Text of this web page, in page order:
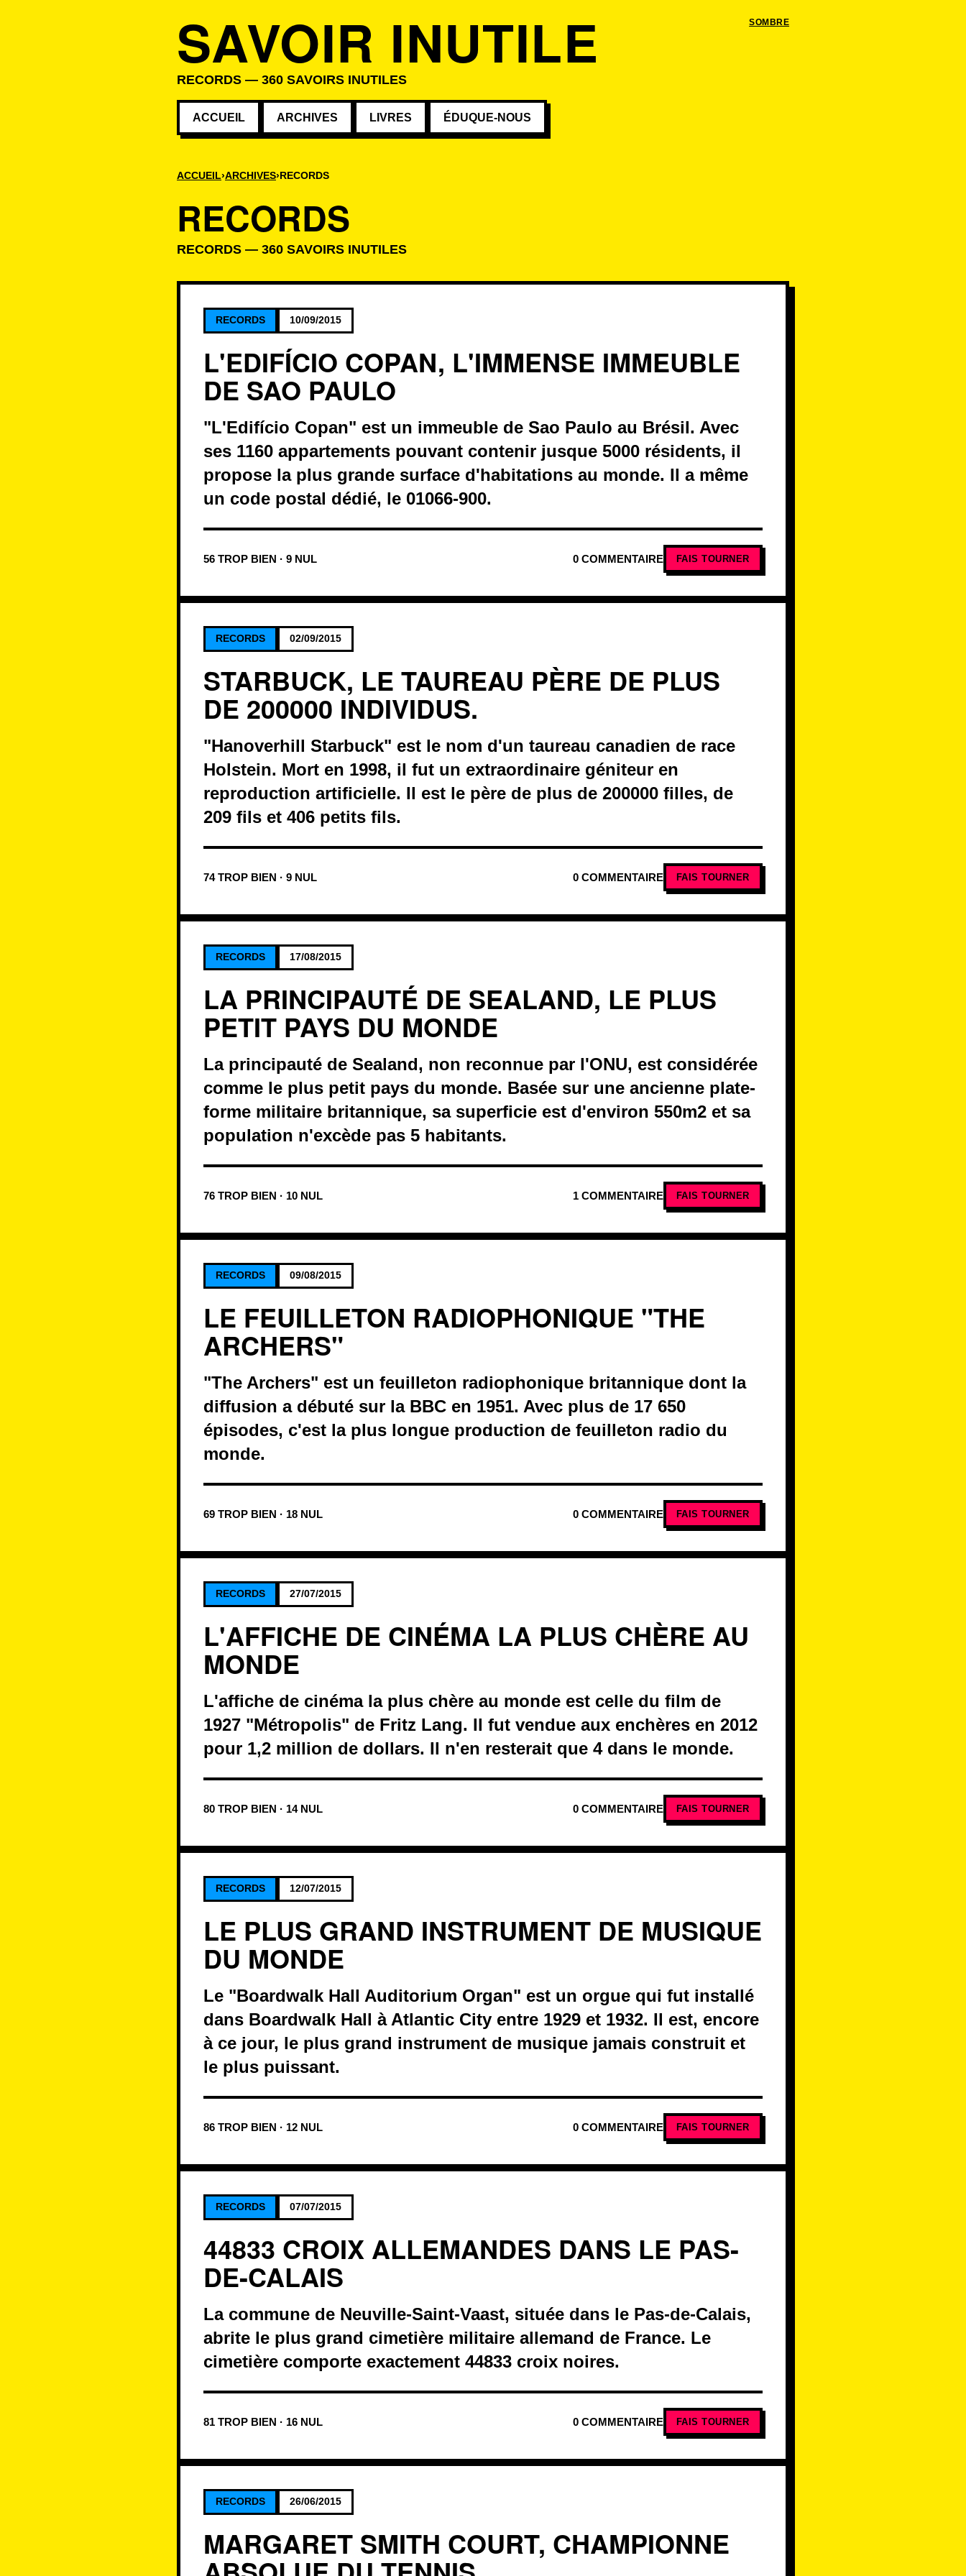
SOMBRE
SAVOIR INUTILE
RECORDS — 360 SAVOIRS INUTILES
ACCUEIL ARCHIVES LIVRES ÉDUQUE-NOUS
ACCUEIL ARCHIVES RECORDS
RECORDS
RECORDS — 360 SAVOIRS INUTILES
Savoirs de la catégorie
RECORDS 10/09/2015
L'EDIFÍCIO COPAN, L'IMMENSE IMMEUBLE
DE SAO PAULO
"L'Edifício Copan" est un immeuble de Sao Paulo au Brésil. Avec
ses 1160 appartements pouvant contenir jusque 5000 résidents, il
propose la plus grande surface d'habitations au monde. Il a même
un code postal dédié, le 01066-900.
56 TROP BIEN · 9 NUL 0 COMMENTAIRE FAIS TOURNER
RECORDS 02/09/2015
STARBUCK, LE TAUREAU PÈRE DE PLUS
DE 200000 INDIVIDUS.
"Hanoverhill Starbuck" est le nom d'un taureau canadien de race
Holstein. Mort en 1998, il fut un extraordinaire géniteur en
reproduction artificielle. Il est le père de plus de 200000 filles, de
209 fils et 406 petits fils.
74 TROP BIEN · 9 NUL 0 COMMENTAIRE FAIS TOURNER
RECORDS 17/08/2015
LA PRINCIPAUTÉ DE SEALAND, LE PLUS
PETIT PAYS DU MONDE
La principauté de Sealand, non reconnue par l'ONU, est considérée
comme le plus petit pays du monde. Basée sur une ancienne plate-
forme militaire britannique, sa superficie est d'environ 550m2 et sa
population n'excède pas 5 habitants.
76 TROP BIEN · 10 NUL 1 COMMENTAIRE FAIS TOURNER
RECORDS 09/08/2015
LE FEUILLETON RADIOPHONIQUE "THE
ARCHERS"
"The Archers" est un feuilleton radiophonique britannique dont la
diffusion a débuté sur la BBC en 1951. Avec plus de 17 650
épisodes, c'est la plus longue production de feuilleton radio du
monde.
69 TROP BIEN · 18 NUL 0 COMMENTAIRE FAIS TOURNER
RECORDS 27/07/2015
L'AFFICHE DE CINÉMA LA PLUS CHÈRE AU
MONDE
L'affiche de cinéma la plus chère au monde est celle du film de
1927 "Métropolis" de Fritz Lang. Il fut vendue aux enchères en 2012
pour 1,2 million de dollars. Il n'en resterait que 4 dans le monde.
80 TROP BIEN · 14 NUL 0 COMMENTAIRE FAIS TOURNER
RECORDS 12/07/2015
LE PLUS GRAND INSTRUMENT DE MUSIQUE
DU MONDE
Le "Boardwalk Hall Auditorium Organ" est un orgue qui fut installé
dans Boardwalk Hall à Atlantic City entre 1929 et 1932. Il est, encore
à ce jour, le plus grand instrument de musique jamais construit et
le plus puissant.
86 TROP BIEN · 12 NUL 0 COMMENTAIRE FAIS TOURNER
RECORDS 07/07/2015
44833 CROIX ALLEMANDES DANS LE PAS-
DE-CALAIS
La commune de Neuville-Saint-Vaast, située dans le Pas-de-Calais,
abrite le plus grand cimetière militaire allemand de France. Le
cimetière comporte exactement 44833 croix noires.
81 TROP BIEN · 16 NUL 0 COMMENTAIRE FAIS TOURNER
RECORDS 26/06/2015
MARGARET SMITH COURT, CHAMPIONNE